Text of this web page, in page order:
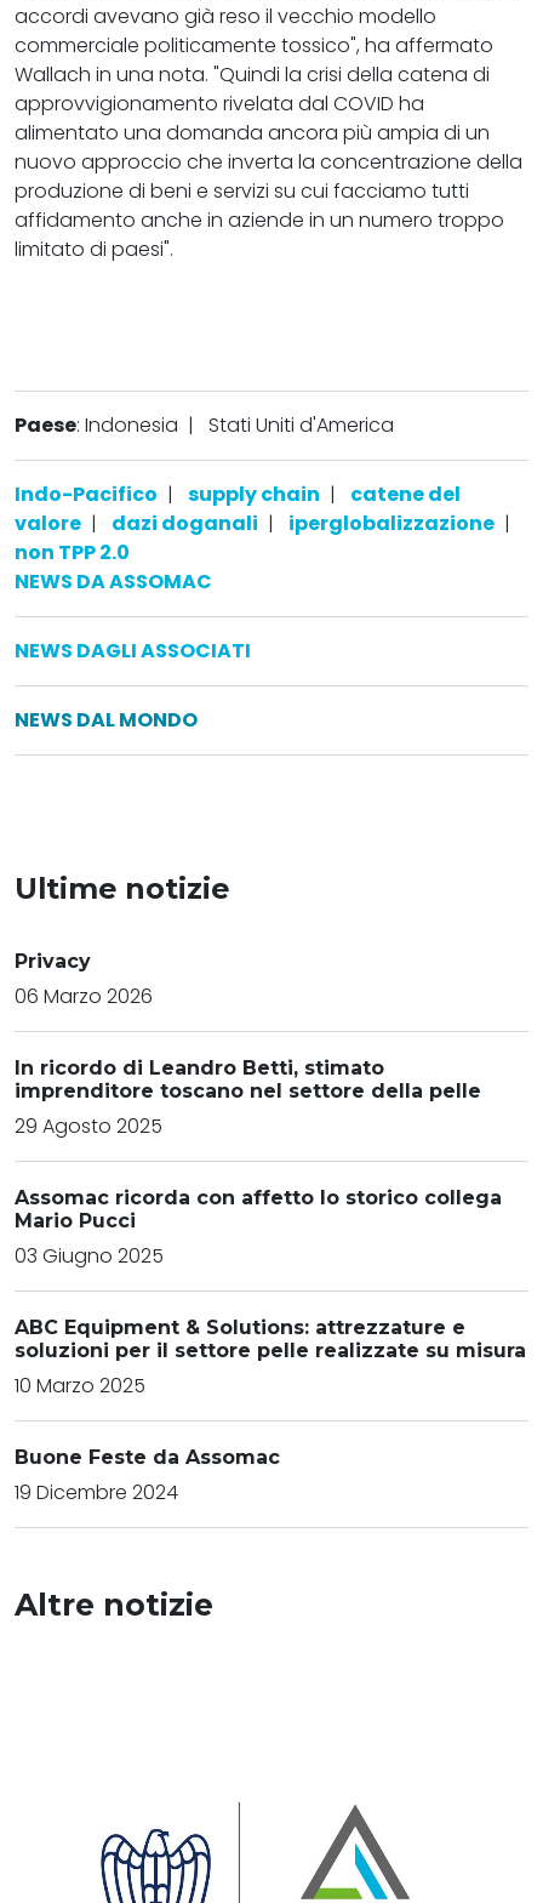
accordi avevano già reso il vecchio modello
commerciale politicamente tossico", ha affermato
Wallach in una nota. "Quindi la crisi della catena di
approvvigionamento rivelata dal COVID ha
alimentato una domanda ancora più ampia di un
nuovo approccio che inverta la concentrazione della
produzione di beni e servizi su cui facciamo tutti
affidamento anche in aziende in un numero troppo
limitato di paesi".
Paese: Indonesia | Stati Uniti d'America
Indo-Pacifico | supply chain |
catene del
valore | dazi doganali | iperglobalizzazione |
non TPP 2.0
NEWS DA ASSOMAC
NEWS DAGLI ASSOCIATI
NEWS DAL MONDO
Ultime notizie
Privacy
06 Marzo 2026
In ricordo di Leandro Betti, stimato
imprenditore toscano nel settore della pelle
29 Agosto 2025
Assomac ricorda con affetto lo storico collega
Mario Pucci
03 Giugno 2025
ABC Equipment & Solutions: attrezzature e
soluzioni per il settore pelle realizzate su misura
10 Marzo 2025
Buone Feste da Assomac
19 Dicembre 2024
Altre notizie